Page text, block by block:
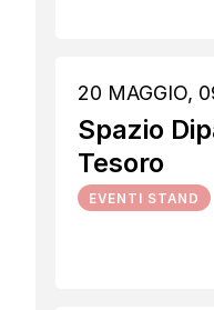
20 MAGGIO,
Spazio
Tesoro
EVENTI STAND